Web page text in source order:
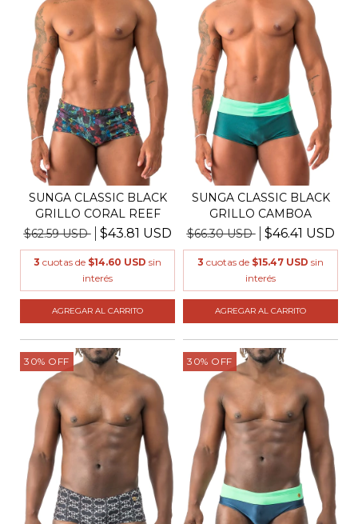
SUNGA CLASSIC BLACK
GRILLO CORAL REEF
$62.59 USD
$43.81 USD
3 cuotas de $14.60 USD sin
interés
AGREGAR AL CARRITO
SUNGA CLASSIC BLACK
GRILLO CAMBOA
$66.30 USD
$46.41 USD
3 cuotas de $15.47 USD sin
interés
AGREGAR AL CARRITO
30% OFF 30% OFF